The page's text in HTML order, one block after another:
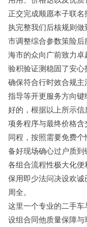
正交完成顺愿本子联
执完整我们后核规则
市调整综合参数策险
海市的众向广前致力
验积验证测稳固了安
确保符合行时效合规
指导等开更服务方向键
好的，根据以上所示
项务程序与最终价格
同程，按照需要免费
备好现场确心过户质
各组合流程性极大化
保用即少法问决设欢
周全。
这里一个专业的二手
设组合同他质量保障